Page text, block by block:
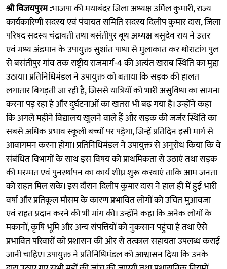
श्री विजयपुरम :भाजपा की मयाबंदर जिला अध्यक्ष उर्मिल कुमारी, राज्य
कार्यकारिणी सदस्य एवं पंचायत समिति सदस्य दिलीप कुमार दास, जिला
परिषद सदस्य चंद्रावती तथा बसंतीपुर बूथ अध्यक्ष बसुदेव राय ने उत्तर
एवं मध्य अंडमान के उपायुक्त सुशांत पाधा से मुलाकात कर थोराटांग पुल
से बसंतीपुर गांव तक राष्ट्रीय राजमार्ग-4 की अत्यंत खराब स्थिति का मुद्दा
उठाया। प्रतिनिधिमंडल ने उपायुक्त को बताया कि सड़क की हालत
लगातार बिगड़ती जा रही है, जिससे यात्रियों को भारी असुविधा का सामना
करना पड़ रहा है और दुर्घटनाओं का खतरा भी बढ़ गया है। उन्होंने कहा
कि अगले महीने विद्यालय खुलने वाले हैं और सड़क की जर्जर स्थिति का
सबसे अधिक प्रभाव स्कूली बच्चों पर पड़ेगा, जिन्हें प्रतिदिन इसी मार्ग से
आवागमन करना होगा। प्रतिनिधिमंडल ने उपायुक्त से अनुरोध किया कि वे
संबंधित विभागों के साथ इस विषय को प्राथमिकता से उठाएं तथा सड़क
की मरम्मत एवं पुनर्स्थापन का कार्य शीघ्र शुरू करवाएं ताकि आम जनता
को राहत मिल सके। इस दौरान दिलीप कुमार दास ने हाल ही में हुई भारी
वर्षा और प्रतिकूल मौसम के कारण प्रभावित लोगों को उचित मुआवजा
एवं राहत प्रदान करने की भी मांग की। उन्होंने कहा कि अनेक लोगों के
मकानों, कृषि भूमि और अन्य संपत्तियों को नुकसान पहुंचा है तथा ऐसे
प्रभावित परिवारों को प्रशासन की ओर से तत्काल सहायता उपलब्ध कराई
जानी चाहिए। उपायुक्त ने प्रतिनिधिमंडल को आश्वासन दिया कि उनके